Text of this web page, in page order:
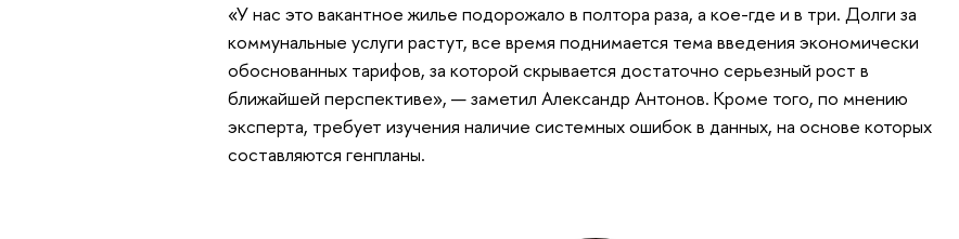
«У нас это вакантное жилье подорожало в полтора раза, а кое-где и в три. Долги за
коммунальные услуги растут, все время поднимается тема введения экономически
обоснованных тарифов, за которой скрывается достаточно серьезный рост в
ближайшей перспективе», — заметил Александр Антонов. Кроме того, по мнению
эксперта, требует изучения наличие системных ошибок в данных, на основе которых
составляются генпланы.